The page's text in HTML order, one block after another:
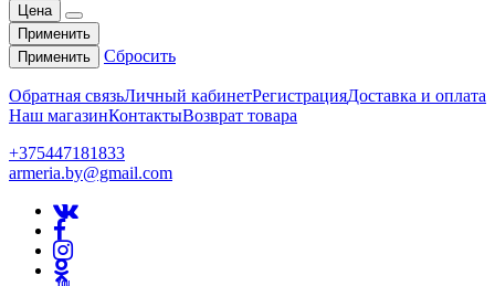
Цена
Применить
Применить
Сбросить
Обратная связьЛичный кабинетРегистрацияДоставка и оплата
Наш магазинКонтактыВозврат товара
+375447181833
armeria.by@gmail.com